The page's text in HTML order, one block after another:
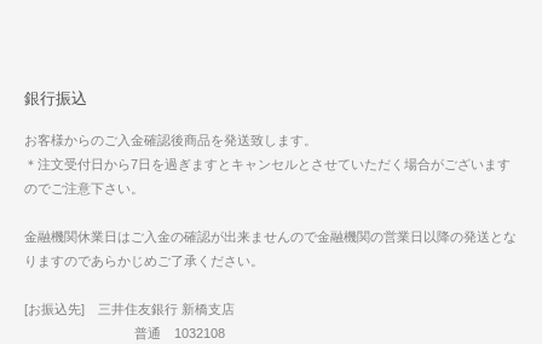
銀行振込
お客様からのご入金確認後商品を発送致します。
＊注文受付日から7日を過ぎますとキャンセルとさせていただく場合がございます
のでご注意下さい。
金融機関休業日はご入金の確認が出来ませんので金融機関の営業日以降の発送とな
りますのであらかじめご了承ください。
[お振込先] 三井住友銀行 新橋支店
普通 1032108